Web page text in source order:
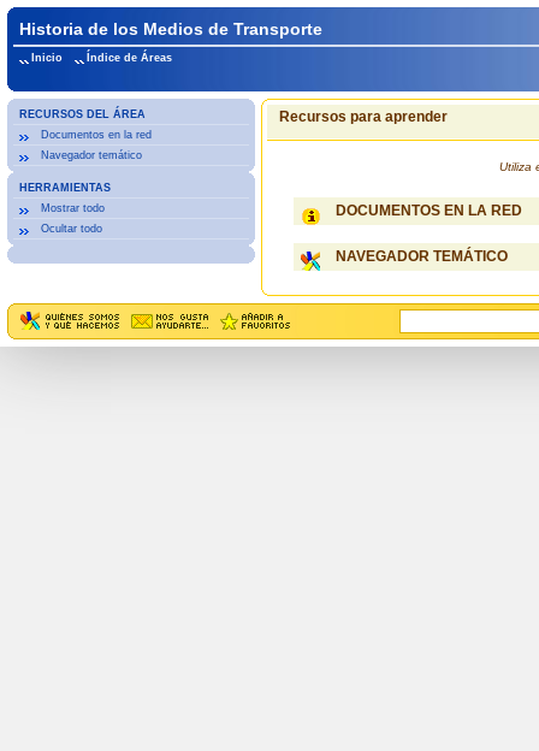
Historia de los Medios de Transporte
Inicio Índice de Áreas
RECURSOS DEL ÁREA
Documentos en la red
Navegador temático
HERRAMIENTAS
Mostrar todo
Ocultar todo
Recursos para aprender
Utiliza
DOCUMENTOS EN LA RED
NAVEGADOR TEMÁTICO